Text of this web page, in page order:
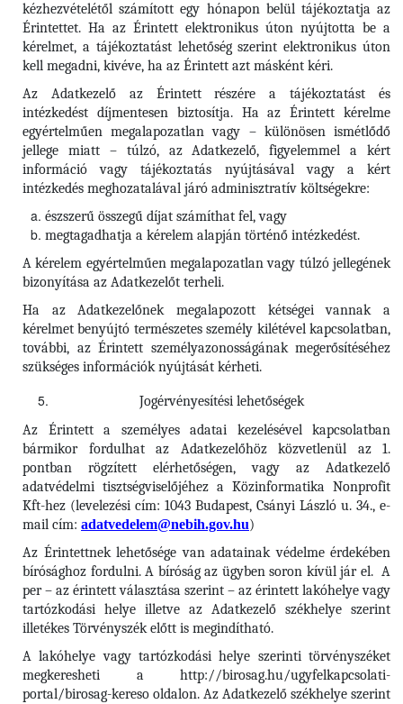
kézhezvételétől számított egy hónapon belül tájékoztatja az
Érintettet. Ha az Érintett elektronikus úton nyújtotta be a
kérelmet, a tájékoztatást lehetőség szerint elektronikus úton
kell megadni, kivéve, ha az Érintett azt másként kéri.
Az Adatkezelő az Érintett részére a tájékoztatást és
intézkedést díjmentesen biztosítja. Ha az Érintett kérelme
egyértelműen megalapozatlan vagy – különösen ismétlődő
jellege miatt – túlzó, az Adatkezelő, figyelemmel a kért
információ vagy tájékoztatás nyújtásával vagy a kért
intézkedés meghozatalával járó adminisztratív költségekre:
észszerű összegű díjat számíthat fel, vagy
megtagadhatja a kérelem alapján történő intézkedést.
A kérelem egyértelműen megalapozatlan vagy túlzó jellegének
bizonyítása az Adatkezelőt terheli.
Ha az Adatkezelőnek megalapozott kétségei vannak a
kérelmet benyújtó természetes személy kilétével kapcsolatban,
további, az Érintett személyazonosságának megerősítéséhez
szükséges információk nyújtását kérheti.
Jogérvényesítési lehetőségek
Az Érintett a személyes adatai kezelésével kapcsolatban
bármikor fordulhat az Adatkezelőhöz közvetlenül az 1.
pontban rögzített elérhetőségen, vagy az Adatkezelő
adatvédelmi tisztségviselőjéhez a Közinformatika Nonprofit
Kft-hez (levelezési cím: 1043 Budapest, Csányi László u. 34., e-
mail cím: adatvedelem@nebih.gov.hu)
Az Érintettnek lehetősége van adatainak védelme érdekében
bírósághoz fordulni. A bíróság az ügyben soron kívül jár el. A
per – az érintett választása szerint – az érintett lakóhelye vagy
tartózkodási helye illetve az Adatkezelő székhelye szerint
illetékes Törvényszék előtt is megindítható.
A lakóhelye vagy tartózkodási helye szerinti törvényszéket
megkeresheti a http://birosag.hu/ugyfelkapcsolati-
portal/birosag-kereso oldalon. Az Adatkezelő székhelye szerint